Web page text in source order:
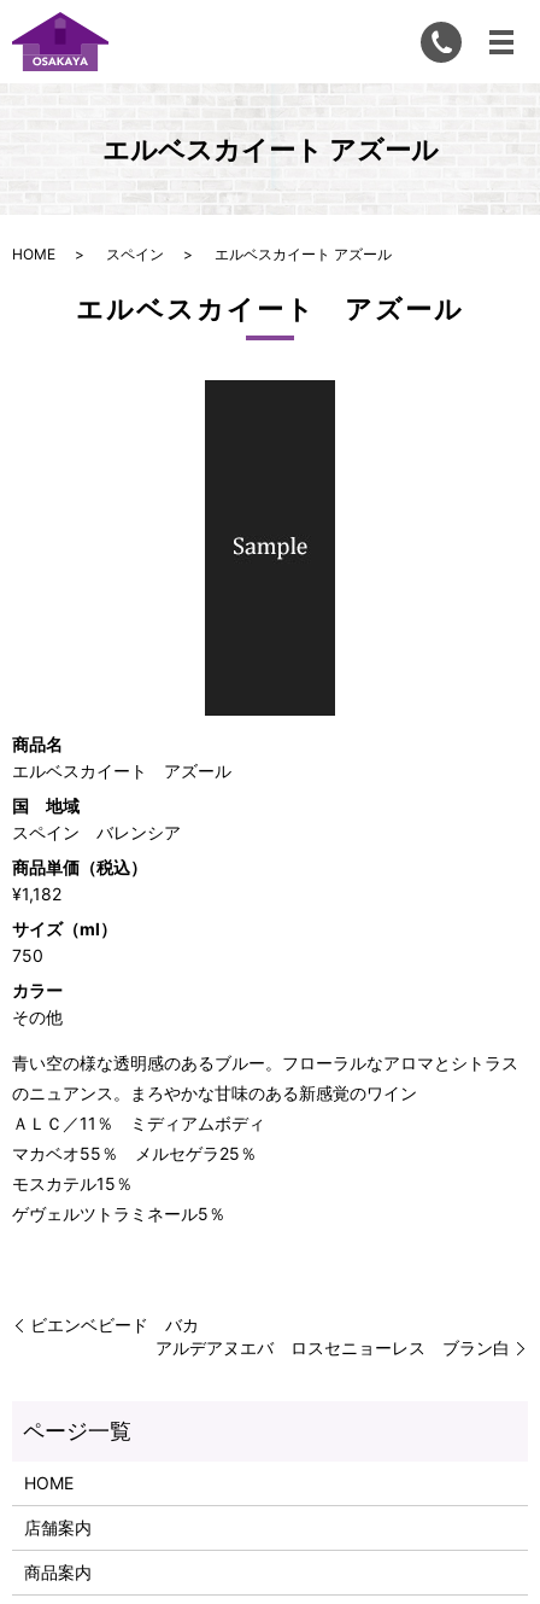
エルベスカイート アズール
HOME スペイン エルベスカイート アズール
エルベスカイート アズール
商品名
エルベスカイート アズール
国 地域
スペイン バレンシア
商品単価（税込）
¥1,182
サイズ（ml）
750
カラー
その他
青い空の様な透明感のあるブルー。フローラルなアロマとシトラス
のニュアンス。まろやかな甘味のある新感覚のワイン
ＡＬＣ／11％ ミディアムボディ
マカベオ55％ メルセゲラ25％
モスカテル15％
ゲヴェルツトラミネール5％
ビエンベビード バカ
アルデアヌエバ ロスセニョーレス ブラン白
HOME
店舗案内
商品案内